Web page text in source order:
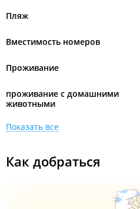
Пляж
Вместимость номеров
Проживание
проживание с домашними
животными
Показать все
Как добраться